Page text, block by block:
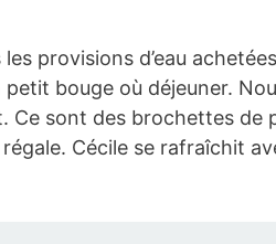
provisions d’eau
bouge où déjeuner.
Ce sont des brochettes de
Cécile se rafraîchit